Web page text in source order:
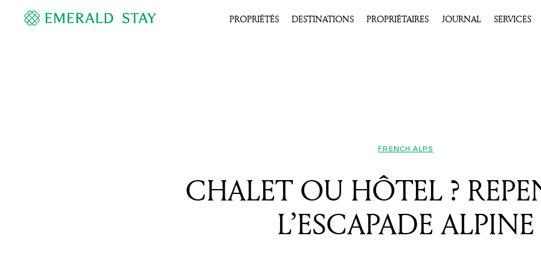
PROPRIÉTÉS DESTINATIONS PROPRIÉTAIRES JOURNAL SERVICES
FRENCH ALPS
CHALET OU HÔTEL ?
L’ESCAPADE ALPINE